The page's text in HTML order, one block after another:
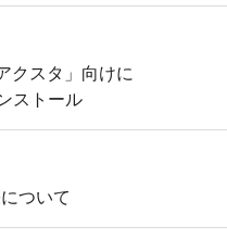
クスタ」向けに
ストール
ついて